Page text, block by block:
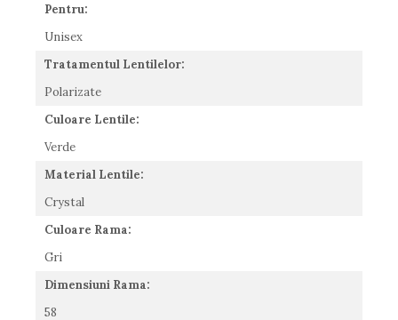
Pentru:
Unisex
Tratamentul Lentilelor:
Polarizate
Culoare Lentile:
Verde
Material Lentile:
Crystal
Culoare Rama:
Gri
Dimensiuni Rama:
58